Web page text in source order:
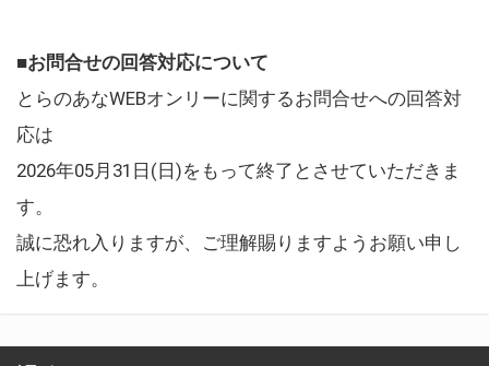
■お問合せの回答対応について
とらのあなWEBオンリーに関するお問合せへの回答対
応は
2026年05月31日(日)をもって終了とさせていただきま
す。
誠に恐れ入りますが、ご理解賜りますようお願い申し
上げます。